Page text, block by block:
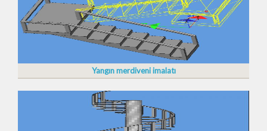
Yangın merdiveni imalatı